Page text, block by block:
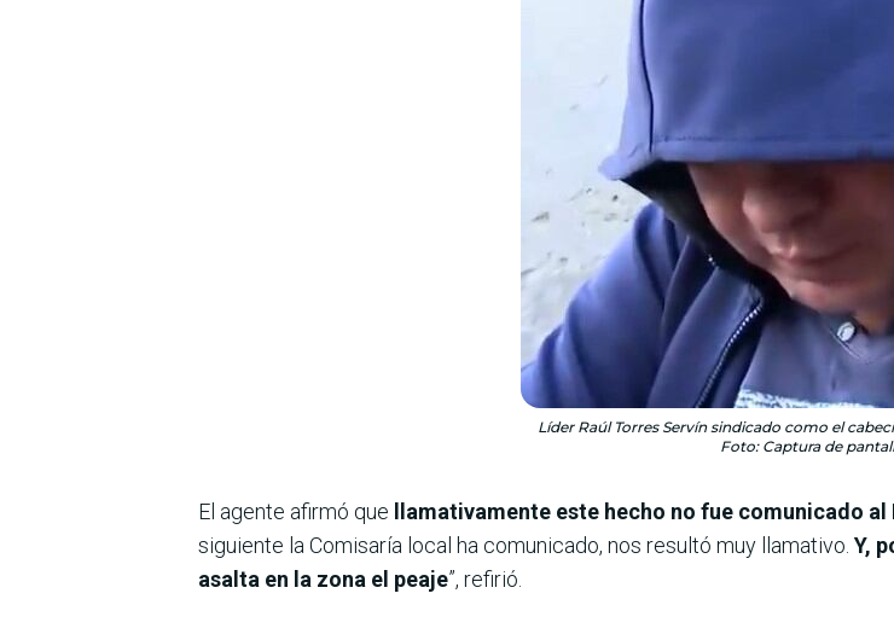
Líder Raúl Torres Servín sindicado como el
Foto: Captura de
El agente afirmó que llamativamente este hecho no fue comunicado
siguiente la Comisaría local ha comunicado, nos resultó muy llamativo. Y,
asalta en la zona el peaje”, refirió.